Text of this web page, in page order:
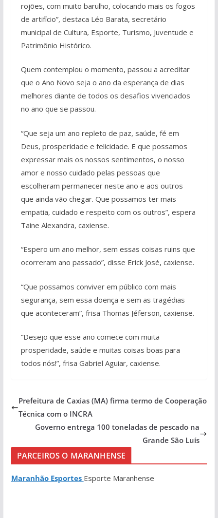
rojões, com muito barulho, colocando mais os fogos
de artifício”, destaca Léo Barata, secretário
municipal de Cultura, Esporte, Turismo, Juventude e
Patrimônio Histórico.
Quem contemplou o momento, passou a acreditar
que o Ano Novo seja o ano da esperança de dias
melhores diante de todos os desafios vivenciados
no ano que se passou.
“Que seja um ano repleto de paz, saúde, fé em
Deus, prosperidade e felicidade. E que possamos
expressar mais os nossos sentimentos, o nosso
amor e nosso cuidado pelas pessoas que
escolheram permanecer neste ano e aos outros
que ainda vão chegar. Que possamos ter mais
empatia, cuidado e respeito com os outros”, espera
Taine Alexandra, caxiense.
“Espero um ano melhor, sem essas coisas ruins que
ocorreram ano passado”, disse Erick José, caxiense.
“Que possamos conviver em público com mais
segurança, sem essa doença e sem as tragédias
que aconteceram”, frisa Thomas Jéferson, caxiense.
“Desejo que esse ano comece com muita
prosperidade, saúde e muitas coisas boas para
todos nós!”, frisa Gabriel Aguiar, caxiense.
Prefeitura de Caxias (MA) firma termo de Cooperação
Técnica com o INCRA
Governo entrega 100 toneladas de pescado na
Grande São Luís
PARCEIROS O MARANHENSE
Maranhão Esportes Esporte Maranhense